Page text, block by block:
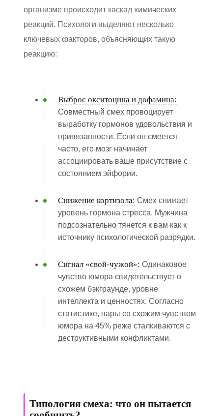
организме происходит каскад химических
реакций. Психологи выделяют несколько
ключевых факторов, объясняющих такую
реакцию:
Выброс окситоцина и дофамина:
Совместный смех провоцирует
выработку гормонов удовольствия и
привязанности. Если он смеется
часто, его мозг начинает
ассоциировать ваше присутствие с
состоянием эйфории.
Снижение кортизола: Смех снижает
уровень гормона стресса. Мужчина
подсознательно тянется к вам как к
источнику психологической разрядки.
Сигнал «свой-чужой»: Одинаковое
чувство юмора свидетельствует о
схожем бэкграунде, уровне
интеллекта и ценностях. Согласно
статистике, пары со схожим чувством
юмора на 45% реже сталкиваются с
деструктивными конфликтами.
Типология смеха: что он пытается